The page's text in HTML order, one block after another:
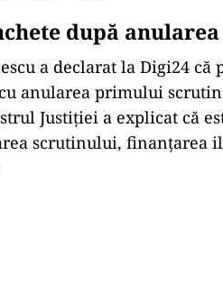
după
a declarat la Digi24
anularea primului
Justiției a explicat că
scrutinului, finanţarea